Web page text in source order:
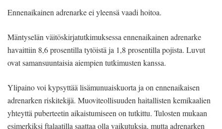
Ennenaikainen adrenarke ei yleensä vaadi hoitoa.
Mäntyselän väitöskirjatutkimuksessa ennenaikainen adrenarke
havaittiin 8,6 prosentilla tytöistä ja 1,8 prosentilla pojista. Luvut
ovat samansuuntaisia aiempien tutkimusten kanssa.
Ylipaino voi kypsyttää lisämunuaiskuorta ja on ennenaikaisen
adrenarken riskitekijä. Muoviteollisuuden haitallisten kemikaalien
yhteyttä puberteetin aikaistumiseen on tutkittu. Tulosten mukaan
esimerkiksi ftalaatilla saattaa olla vaikutuksia, mutta adrenarken